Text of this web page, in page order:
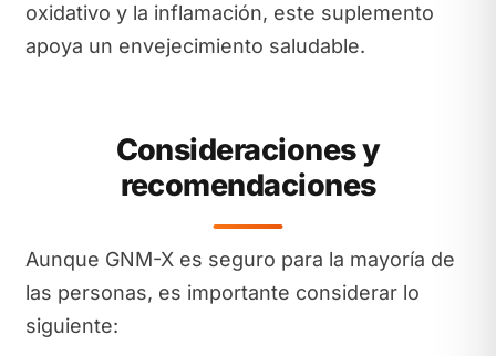
oxidativo y la inflamación, este suplemento
apoya un envejecimiento saludable.
Consideraciones y
recomendaciones
Aunque GNM-X es seguro para la mayoría de
las personas, es importante considerar lo
siguiente: